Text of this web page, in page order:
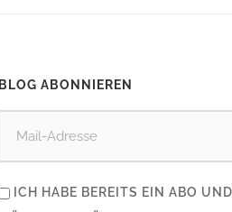
BLOG ABONNIEREN
ICH HABE BEREITS EIN ABO UND